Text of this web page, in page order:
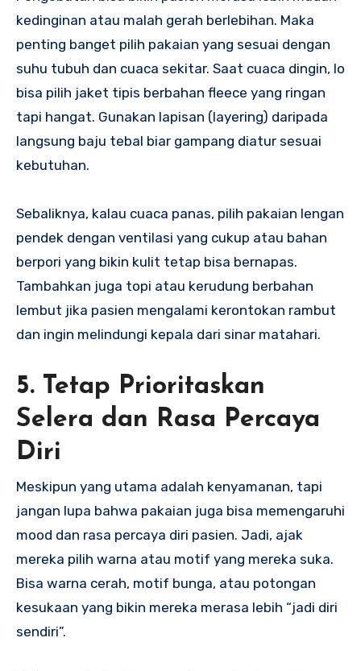
kedinginan atau malah gerah berlebihan. Maka
penting banget pilih pakaian yang sesuai dengan
suhu tubuh dan cuaca sekitar. Saat cuaca dingin, lo
bisa pilih jaket tipis berbahan fleece yang ringan
tapi hangat. Gunakan lapisan (layering) daripada
langsung baju tebal biar gampang diatur sesuai
kebutuhan.
Sebaliknya, kalau cuaca panas, pilih pakaian lengan
pendek dengan ventilasi yang cukup atau bahan
berpori yang bikin kulit tetap bisa bernapas.
Tambahkan juga topi atau kerudung berbahan
lembut jika pasien mengalami kerontokan rambut
dan ingin melindungi kepala dari sinar matahari.
5. Tetap Prioritaskan
Selera dan Rasa Percaya
Diri
Meskipun yang utama adalah kenyamanan, tapi
jangan lupa bahwa pakaian juga bisa memengaruhi
mood dan rasa percaya diri pasien. Jadi, ajak
mereka pilih warna atau motif yang mereka suka.
Bisa warna cerah, motif bunga, atau potongan
kesukaan yang bikin mereka merasa lebih “jadi diri
sendiri”.